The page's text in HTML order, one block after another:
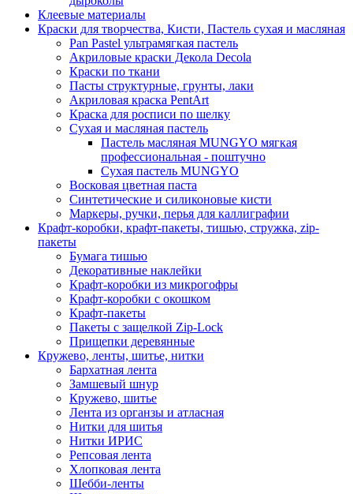
Клеевые материалы
Краски для творчества, Кисти, Пастель сухая и масляная
Pan Pastel ультрамягкая пастель
Акриловые краски Декола Decola
Краски по ткани
Пасты структурные, грунты, лаки
Акриловая краска PentArt
Краска для росписи по шелку
Cухая и масляная пастель
Пастель масляная MUNGYO мягкая
профессиональная - поштучно
Сухая пастель MUNGYO
Восковая цветная паста
Синтетические и силиконовые кисти
Маркеры, ручки, перья для каллиграфии
Крафт-коробки, крафт-пакеты, тишью, стружка, zip-
пакеты
Бумага тишью
Декоративные наклейки
Крафт-коробки из микрогофры
Крафт-коробки с окошком
Крафт-пакеты
Пакеты с защелкой Zip-Lock
Прищепки деревянные
Кружево, ленты, шитье, нитки
Бархатная лента
Замшевый шнур
Кружево, шитье
Лента из органзы и атласная
Нитки для шитья
Нитки ИРИС
Репсовая лента
Хлопковая лента
Шебби-ленты